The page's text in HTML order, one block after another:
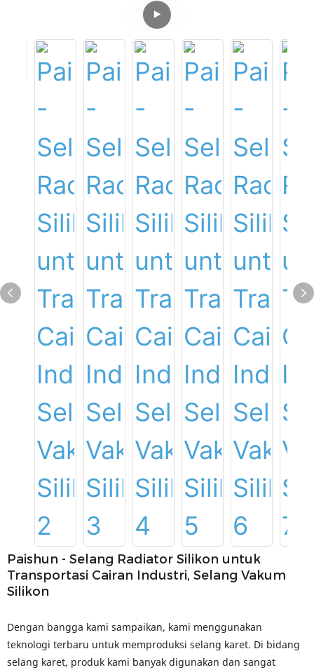
Paishun - Selang Radiator Silikon untuk
Transportasi Cairan Industri, Selang Vakum
Silikon
Dengan bangga kami sampaikan, kami menggunakan
teknologi terbaru untuk memproduksi selang karet. Di bidang
selang karet, produk kami banyak digunakan dan sangat